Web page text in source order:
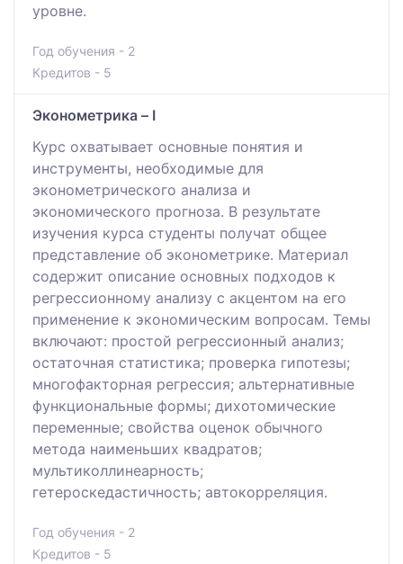
уровне.
Год обучения - 2
Кредитов - 5
Эконометрика – I
Курс охватывает основные понятия и
инструменты, необходимые для
эконометрического анализа и
экономического прогноза. В результате
изучения курса студенты получат общее
представление об эконометрике. Материал
содержит описание основных подходов к
регрессионному анализу с акцентом на его
применение к экономическим вопросам. Темы
включают: простой регрессионный анализ;
остаточная статистика; проверка гипотезы;
многофакторная регрессия; альтернативные
функциональные формы; дихотомические
переменные; свойства оценок обычного
метода наименьших квадратов;
мультиколлинеарность;
гетероскедастичность; автокорреляция.
Год обучения - 2
Кредитов - 5